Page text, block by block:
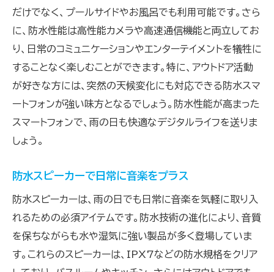
だけでなく、プールサイドやお風呂でも利用可能です。さら
に、防水性能は高性能カメラや高速通信機能と両立してお
り、日常のコミュニケーションやエンターテイメントを犠牲に
することなく楽しむことができます。特に、アウトドア活動
が好きな方には、突然の天候変化にも対応できる防水スマ
ートフォンが強い味方となるでしょう。防水性能が高まった
スマートフォンで、雨の日も快適なデジタルライフを送りま
しょう。
防水スピーカーで日常に音楽をプラス
防水スピーカーは、雨の日でも日常に音楽を気軽に取り入
れるための必須アイテムです。防水技術の進化により、音質
を保ちながらも水や湿気に強い製品が多く登場していま
す。これらのスピーカーは、IPX7などの防水規格をクリア